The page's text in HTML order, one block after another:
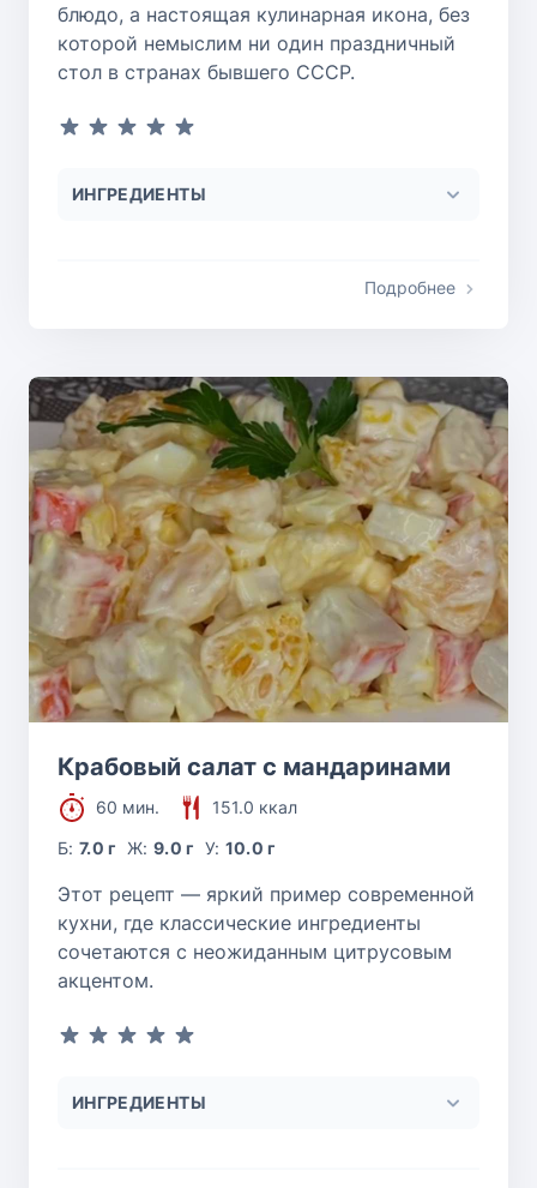
блюдо, а настоящая кулинарная икона, без
которой немыслим ни один праздничный
стол в странах бывшего СССР.
ИНГРЕДИЕНТЫ
Подробнее
Крабовый салат с мандаринами
60 мин.
151.0 ккал
Б:7.0 г Ж: 9.0 г У: 10.0 г
Этот рецепт — яркий пример современной
кухни, где классические ингредиенты
сочетаются с неожиданным цитрусовым
акцентом.
ИНГРЕДИЕНТЫ